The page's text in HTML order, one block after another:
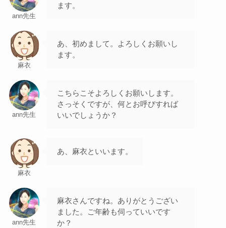
ann先生
ます。
麻衣
あ、初めまして。よろしくお願いし
ます。
ann先生
こちらこそよろしくお願いします。
さっそくですが、何とお呼びすれば
いいでしょうか？
麻衣
あ、麻衣といいます。
ann先生
麻衣さんですね。ありがとうござい
ました。ご年齢も伺っていいです
か？